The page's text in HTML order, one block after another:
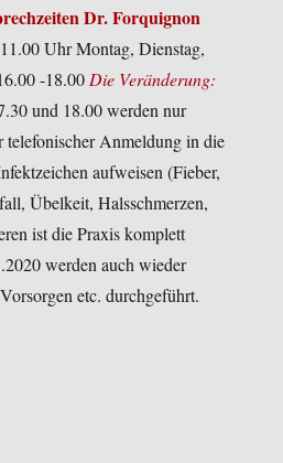
Dr. Forquignon
UhrMontag, Dienstag,
-18.00Die Veränderung:
und 18.00 werden nur
telefonischer Anmeldung in die
aufweisen (Fieber,
Übelkeit, Halsschmerzen,
ist die Praxis komplett
werden auch wieder
etc. durchgeführt.